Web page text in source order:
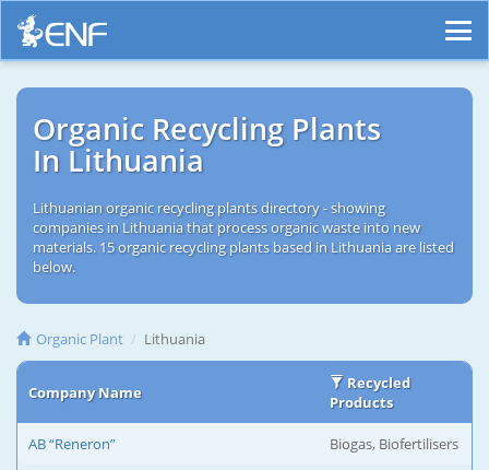
Organic Recycling Plants
In Lithuania
Lithuanian organic recycling plants directory - showing
companies in Lithuania that process organic waste into new
materials. 15 organic recycling plants based in Lithuania are listed
below.
Organic Plant Lithuania
Company Name
Recycled
Products
AB “Reneron” Biogas, Biofertilisers